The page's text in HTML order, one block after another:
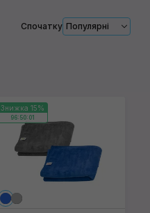
Спочатку Популярні
Знижка 15%
96:50:01